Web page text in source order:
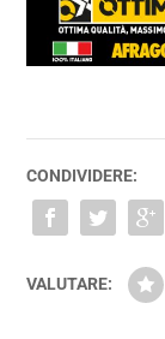
CONDIVIDERE:
VALUTARE: